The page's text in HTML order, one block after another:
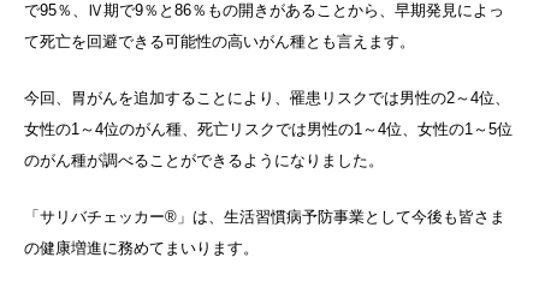
で95％、Ⅳ期で9％と86％もの開きがあることから、早期発見によっ
て死亡を回避できる可能性の高いがん種とも言えます。
今回、胃がんを追加することにより、罹患リスクでは男性の2～4位、
女性の1～4位のがん種、死亡リスクでは男性の1～4位、女性の1～5位
のがん種が調べることができるようになりました。
「サリバチェッカー®」は、生活習慣病予防事業として今後も皆さま
の健康増進に務めてまいります。